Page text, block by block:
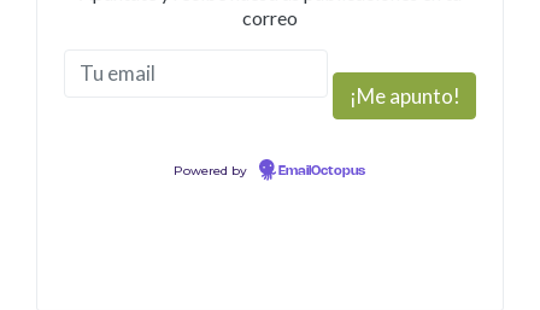
correo
Powered by EmailOctopus